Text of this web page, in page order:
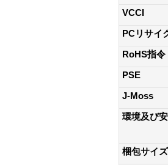
VCCI
PCリサイ
RoHS指令
PSE
J-Moss
環境及び
梱包サイ